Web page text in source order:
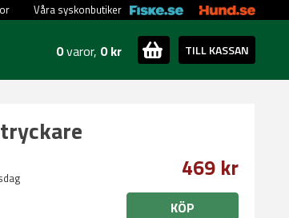
Våra syskonbutiker
0varor, 0 kr TILL KASSAN
469 kr
KÖP